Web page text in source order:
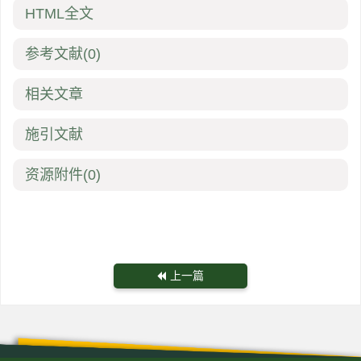
HTML全文
参考文献(0)
相关文章
施引文献
资源附件(0)
上一篇